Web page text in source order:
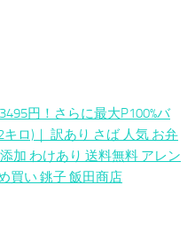
円！さらに最大P100%バ
ロ)｜ 訳あり さば 人気 お弁
加 わけあり 送料無料 アレン
買い 銚子 飯田商店